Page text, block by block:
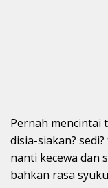
Pernah mencintai
disia-siakan?
nanti kecewa dan
bahkan rasa